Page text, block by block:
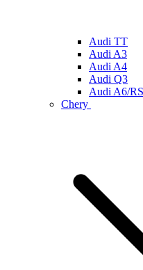
Audi TT
Audi A3
Audi A4
Audi Q3
Audi A6/
Chery